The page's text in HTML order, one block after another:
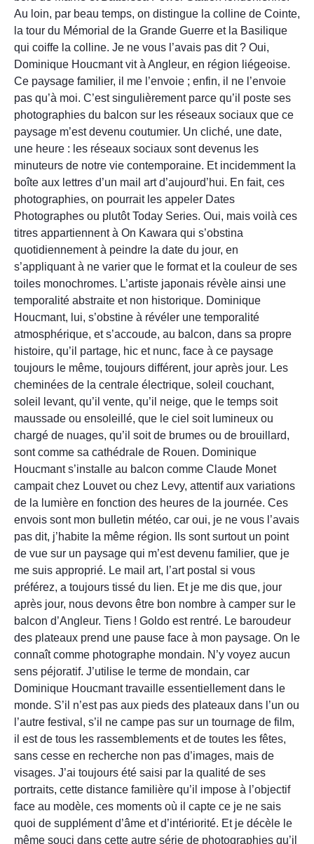
Au loin, par beau temps, on distingue la colline de Cointe,
la tour du Mémorial de la Grande Guerre et la Basilique
qui coiffe la colline. Je ne vous l’avais pas dit ? Oui,
Dominique Houcmant vit à Angleur, en région liégeoise.
Ce paysage familier, il me l’envoie ; enfin, il ne l’envoie
pas qu’à moi. C’est singulièrement parce qu’il poste ses
photographies du balcon sur les réseaux sociaux que ce
paysage m’est devenu coutumier. Un cliché, une date,
une heure : les réseaux sociaux sont devenus les
minuteurs de notre vie contemporaine. Et incidemment la
boîte aux lettres d’un mail art d’aujourd’hui. En fait, ces
photographies, on pourrait les appeler Dates
Photographes ou plutôt Today Series. Oui, mais voilà ces
titres appartiennent à On Kawara qui s’obstina
quotidiennement à peindre la date du jour, en
s’appliquant à ne varier que le format et la couleur de ses
toiles monochromes. L’artiste japonais révèle ainsi une
temporalité abstraite et non historique. Dominique
Houcmant, lui, s’obstine à révéler une temporalité
atmosphérique, et s’accoude, au balcon, dans sa propre
histoire, qu’il partage, hic et nunc, face à ce paysage
toujours le même, toujours différent, jour après jour. Les
cheminées de la centrale électrique, soleil couchant,
soleil levant, qu’il vente, qu’il neige, que le temps soit
maussade ou ensoleillé, que le ciel soit lumineux ou
chargé de nuages, qu’il soit de brumes ou de brouillard,
sont comme sa cathédrale de Rouen. Dominique
Houcmant s’installe au balcon comme Claude Monet
campait chez Louvet ou chez Levy, attentif aux variations
de la lumière en fonction des heures de la journée. Ces
envois sont mon bulletin météo, car oui, je ne vous l’avais
pas dit, j’habite la même région. Ils sont surtout un point
de vue sur un paysage qui m’est devenu familier, que je
me suis approprié. Le mail art, l’art postal si vous
préférez, a toujours tissé du lien. Et je me dis que, jour
après jour, nous devons être bon nombre à camper sur le
balcon d’Angleur. Tiens ! Goldo est rentré. Le baroudeur
des plateaux prend une pause face à mon paysage. On le
connaît comme photographe mondain. N’y voyez aucun
sens péjoratif. J’utilise le terme de mondain, car
Dominique Houcmant travaille essentiellement dans le
monde. S’il n’est pas aux pieds des plateaux dans l’un ou
l’autre festival, s’il ne campe pas sur un tournage de film,
il est de tous les rassemblements et de toutes les fêtes,
sans cesse en recherche non pas d’images, mais de
visages. J’ai toujours été saisi par la qualité de ses
portraits, cette distance familière qu’il impose à l’objectif
face au modèle, ces moments où il capte ce je ne sais
quoi de supplément d’âme et d’intériorité. Et je décèle le
même souci dans cette autre série de photographies qu’il